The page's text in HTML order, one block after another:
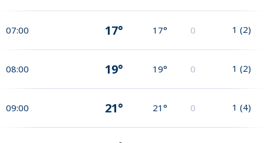
07:00 17° 17° 0 1 (2)
08:00 19° 19° 0 1 (2)
09:00 21° 21° 0 1 (4)